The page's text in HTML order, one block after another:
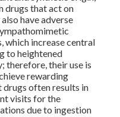
drugs that act on
have adverse
which increase central
to heightened
therefore, their use is
rewarding
often results in
visits for the
due to ingestion